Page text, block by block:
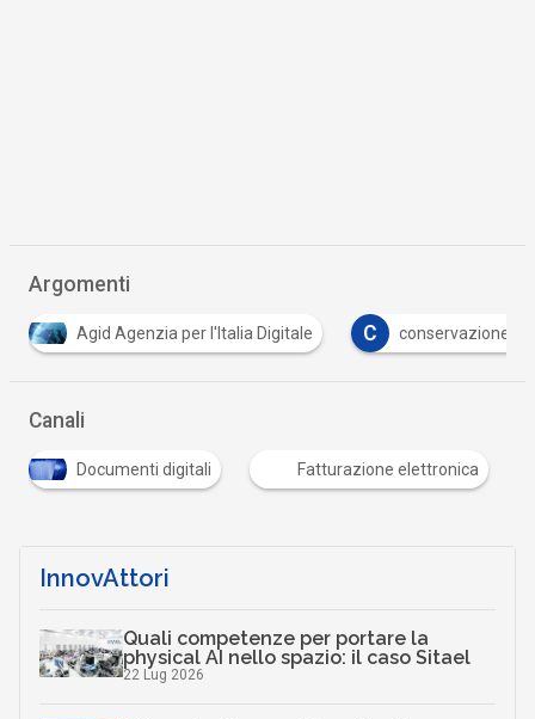
Argomenti
C conservazione digitale C conservazione elettronica
Canali
Documenti digitali Fatturazione elettronica
InnovAttori
Quali competenze per portare la
physical AI nello spazio: il caso Sitael
22 Lug 2026